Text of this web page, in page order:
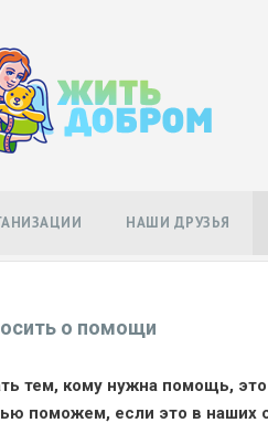
НАШИ ДРУЗЬЯ
о помощи
тем, кому нужна помощь,
поможем, если это в наших